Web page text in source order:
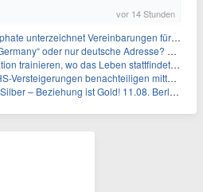
vor 14 Stunden
für nicht zu refundierende Zuwendungen in Höhe von 4,84 Mio. $ von der kanadischen Regierung für Straßeninfrastruktur und Stromübertragungsleitungen
nur deutsche Adresse? So erkennen Sie, wo Ihre Leiterplatten wirklich gefertigt werden
wo das Leben stattfindet: Mobile EEG-Technologie bringt Neurofeedback in den Alltag
benachteiligen mittelständische Unternehmen
– Beziehung ist Gold! 11.08. Berlin – 18:30 Uhr